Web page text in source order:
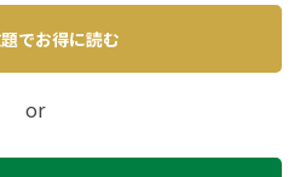
でお得に読む
or